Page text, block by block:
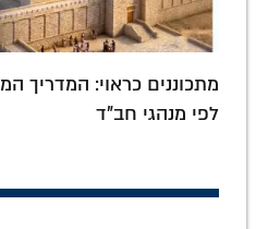
מתכוננים כראוי: המדריך
לפי מנהגי חב"ד